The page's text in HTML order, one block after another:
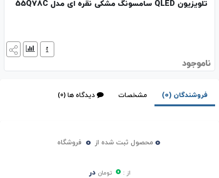
تلویزیون QLED سامسونگ مشکی نقره ای مدل 55Q78C
ناموجود
فروشندگان (0) مشخصات دیدگاه ها (0)
0 محصول ثبت شده از 0 فروشگاه
از : 0 تومان در